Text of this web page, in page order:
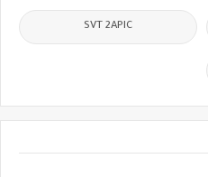
SVT 2APIC